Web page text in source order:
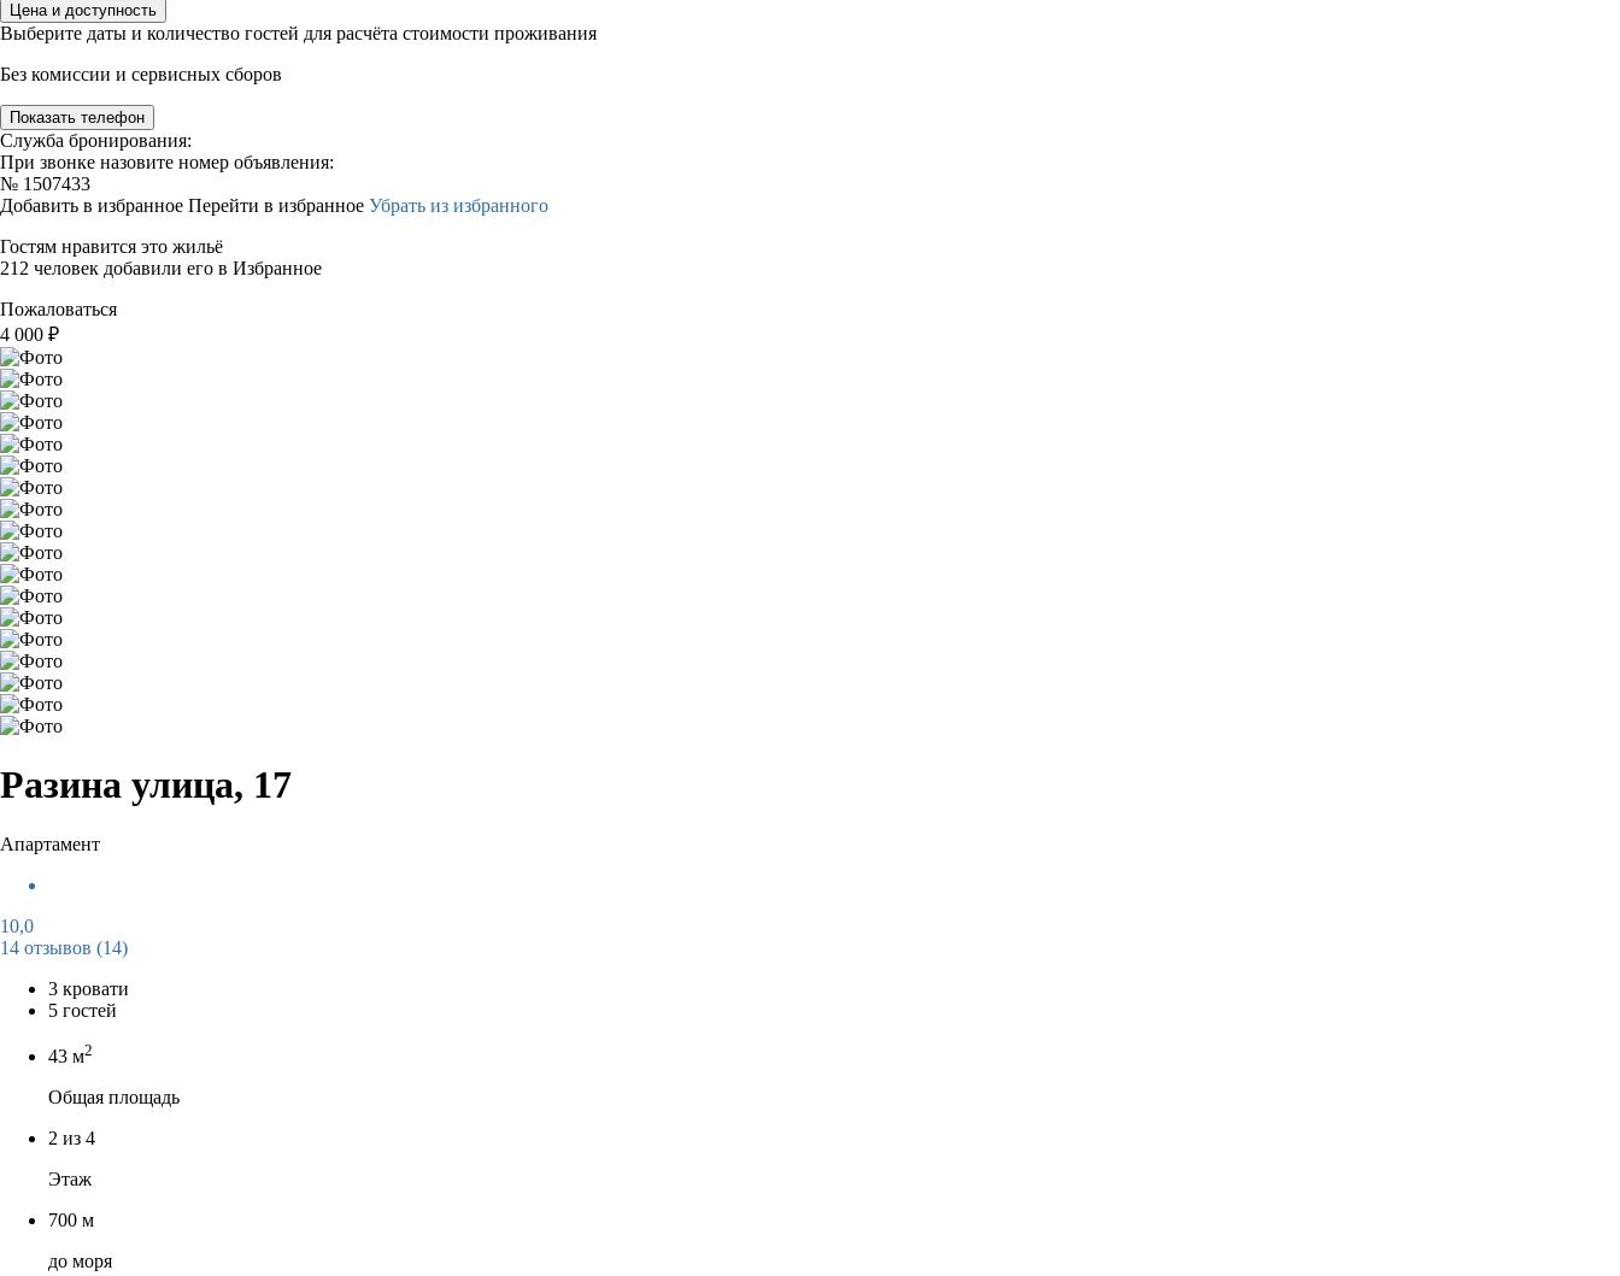
Цена и доступность
Выберите даты и количество гостей для расчёта стоимости проживания
Без комиссии и сервисных сборов
Показать телефон
Служба бронирования:
При звонке назовите номер объявления:
№ 1507433
Добавить в избранное Перейти в избранное Убрать из избранного
Гостям нравится это жильё
212 человек добавили его в Избранное
Пожаловаться
4 000 ₽
Разина улица, 17
Апартамент
10,0
14 отзывов (14)
3 кровати
5 гостей
43 м2
Общая площадь
2 из 4
Этаж
700 м
до моря